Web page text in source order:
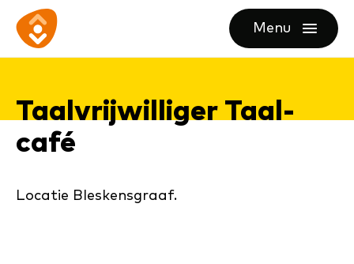
direct
content
direct
footer
Ga
naar
homepagina
Menu
openen
Taal­vrij­wil­li­ger Taal­
café
Locatie Bleskensgraaf.